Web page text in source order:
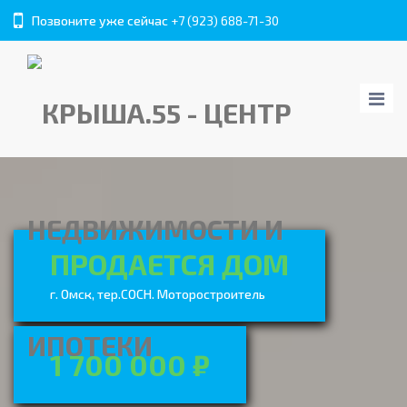
Позвоните уже сейчас +7 (923) 688-71-30
ПРОДАЕТСЯ ДОМ
г. Омск, тер.СОСН. Моторостроитель
1 700 000 ₽